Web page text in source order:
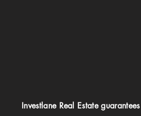
Investlane Real Estate